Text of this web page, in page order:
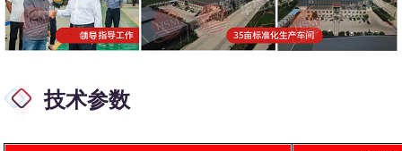
技术参数